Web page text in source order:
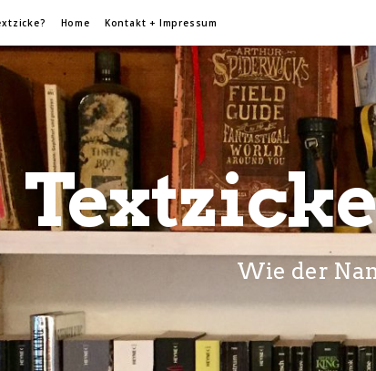
Home Kontakt + Impressum
Wie der